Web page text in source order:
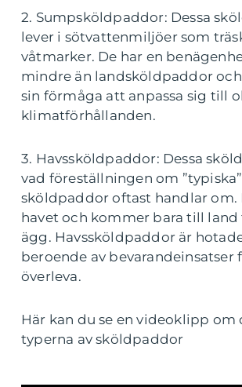
2. Sumpsköldpaddor: Dessa
lever i sötvattenmiljöer som
våtmarker. De har en
mindre än landsköldpaddor
sin förmåga att anpassa sig till
klimatförhållanden.
3. Havssköldpaddor: Dessa
vad föreställningen om ”typiska”
sköldpaddor oftast handlar om.
havet och kommer bara till
ägg. Havssköldpaddor är
beroende av bevarandeinsatser
överleva.
Här kan du se en videoklipp om
typerna av sköldpaddor